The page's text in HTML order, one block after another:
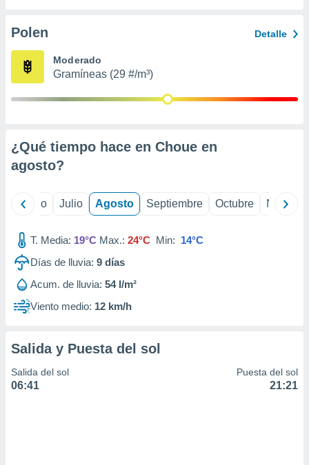
e
mediante
de
1199
Polen Detalle
Moderado
Gramíneas (29 #/m³)
¿Qué tiempo hace en Choue en
agosto?
Junio Julio Agosto Septiembre Octubre
T. Media: 19°C Max.: 24°C Min: 14°C
Días de lluvia: 9 días
Acum. de lluvia: 54 l/m²
Viento medio: 12 km/h
Salida y Puesta del sol
Salida del sol
06:41
Puesta del sol
21:21